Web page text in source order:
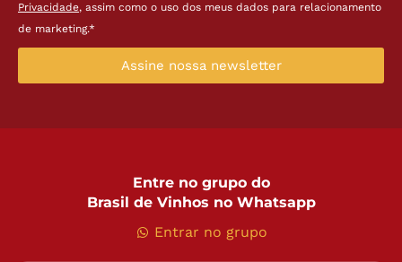
Privacidade, assim como o uso dos meus dados para relacionamento
de marketing.*
Assine nossa newsletter
Entre no grupo do
Brasil de Vinhos no Whatsapp
Entrar no grupo